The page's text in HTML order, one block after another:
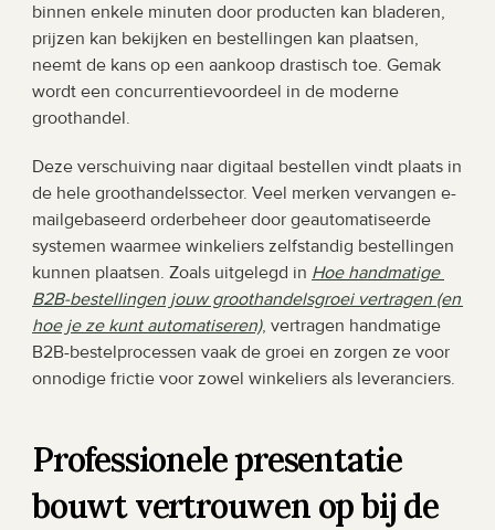
binnen enkele minuten door producten kan bladeren,
prijzen kan bekijken en bestellingen kan plaatsen,
neemt de kans op een aankoop drastisch toe. Gemak
wordt een concurrentievoordeel in de moderne
groothandel.
Deze verschuiving naar digitaal bestellen vindt plaats in
de hele groothandelssector. Veel merken vervangen e-
mailgebaseerd orderbeheer door geautomatiseerde
systemen waarmee winkeliers zelfstandig bestellingen
kunnen plaatsen. Zoals uitgelegd in Hoe handmatige
B2B-bestellingen jouw groothandelsgroei vertragen (en
hoe je ze kunt automatiseren), vertragen handmatige
B2B-bestelprocessen vaak de groei en zorgen ze voor
onnodige frictie voor zowel winkeliers als leveranciers.
Professionele presentatie
bouwt vertrouwen op bij de